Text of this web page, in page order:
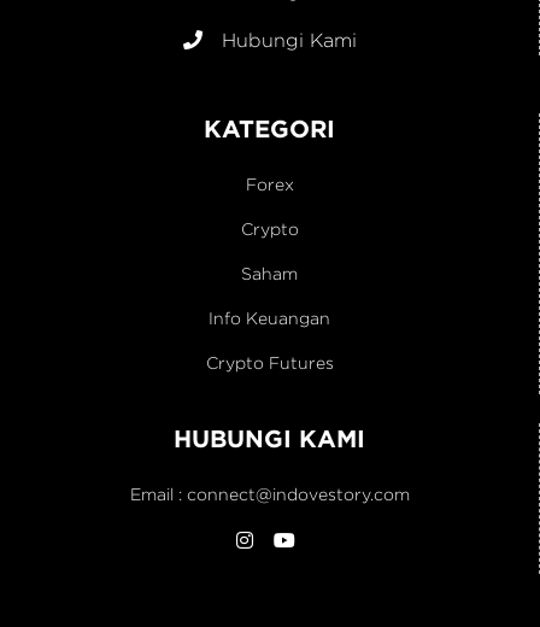
Hubungi Kami
KATEGORI
Forex
Crypto
Saham
Info Keuangan
Crypto Futures
HUBUNGI KAMI
Email : connect@indovestory.com